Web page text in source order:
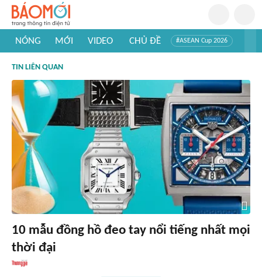
NÓNG MỚI VIDEO CHỦ ĐỀ #ASEAN Cup 2026
#Khám phá thế giới
TIN LIÊN QUAN
10 mẫu đồng hồ đeo tay nổi tiếng nhất mọi
thời đại